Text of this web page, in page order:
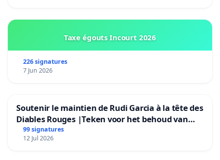
Taxe égouts Incourt 2026
226 signatures
7 Jun 2026
Soutenir le maintien de Rudi Garcia à la tête des
Diables Rouges |Teken voor het behoud van
Rudi Garcia als bondscoach
99 signatures
12 Jul 2026